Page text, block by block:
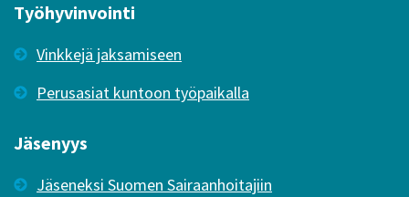
Työhyvinvointi
Vinkkejä jaksamiseen
Perusasiat kuntoon työpaikalla
Jäsenyys
Jäseneksi Suomen Sairaanhoitajiin